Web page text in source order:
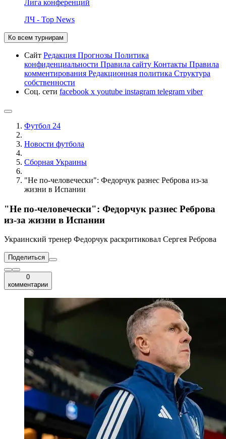
Лига конференций
ЛЧ - Top News
Ко всем турнирам
Сайт Редакция Прогнозы Политика
конфиденциальности Правила сайту Контакты Правила
комментирования Редакционная политика Структура
собственности
Соц. сети facebook x youtube instagram telegram viber
Футбол 24
Новости футбола
Сборная Украины
"Не по-человечески": Федорчук разнес Реброва из-за
жизни в Испании
"Не по-человечески": Федорчук разнес Реброва
из-за жизни в Испании
Украинский тренер Федорчук раскритиковал Сергея Реброва
Поделиться
0
комментарии